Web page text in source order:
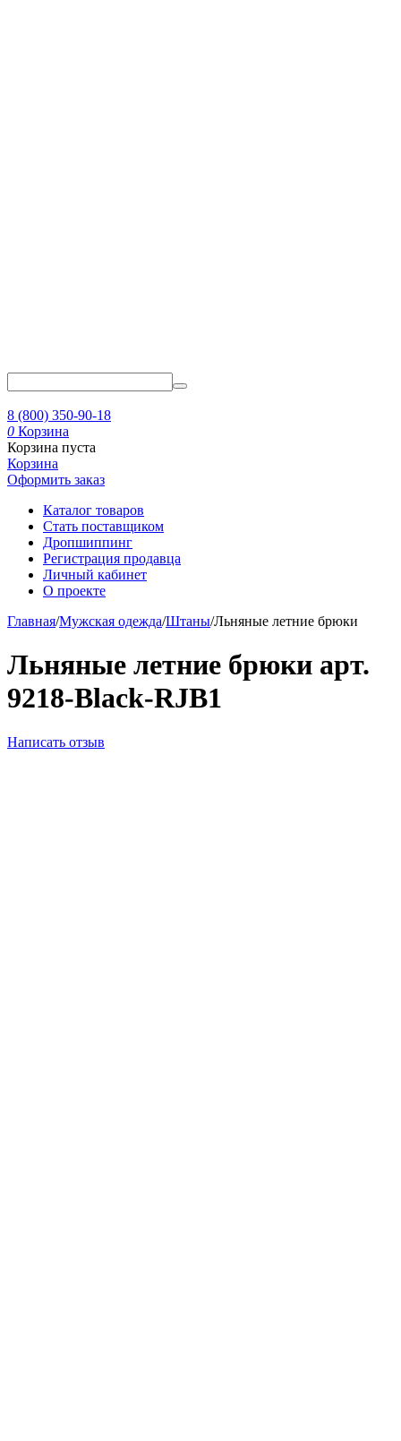
8 (800) 350-90-18
0 Корзина
Корзина пуста
Корзина
Оформить заказ
Каталог товаров
Стать поставщиком
Дропшиппинг
Регистрация продавца
Личный кабинет
О проекте
Главная/Мужская одежда/Штаны/Льняные летние брюки
Льняные летние брюки арт.
9218-Black-RJB1
Написать отзыв